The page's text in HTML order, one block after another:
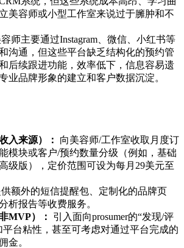
美容师或小型工作室来说过于臃肿和不
师主要通过Instagram、微信、小红书等
沟通，但这些平台缺乏结构化的预约管
后续跟进功能，效率低下，信息容易遗
业品牌形象的建立和客户数据沉淀。
入来源）：
向美容师/工作室收取月度订
模块或客户/预约数量分级（例如，基础
级版），定价范围可设为每月29美元至
额外的短信提醒包、定制化的品牌页
析报告等收费服务。
MVP）：
引入面向prosumer的“发现/评
平台粘性，甚至可考虑对通过平台完成的
金。